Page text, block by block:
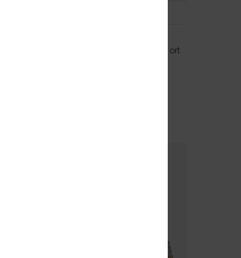
Meisjes 4-16 Groen Elastische Short